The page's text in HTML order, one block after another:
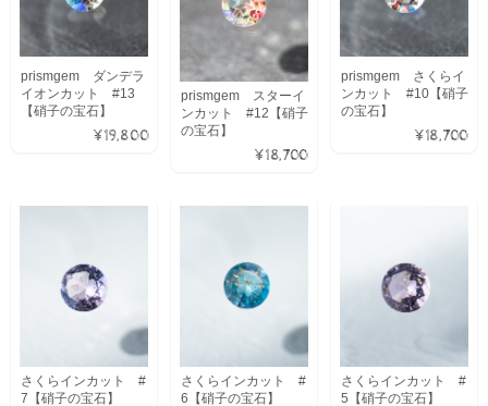
prismgem ダンデラ
イオンカット #13
【硝子の宝石】
¥19,800
prismgem スターイ
ンカット #12【硝子
の宝石】
¥18,700
prismgem さくらイ
ンカット #10【硝子
の宝石】
¥18,700
さくらインカット #
7【硝子の宝石】
さくらインカット #
6【硝子の宝石】
さくらインカット #
5【硝子の宝石】